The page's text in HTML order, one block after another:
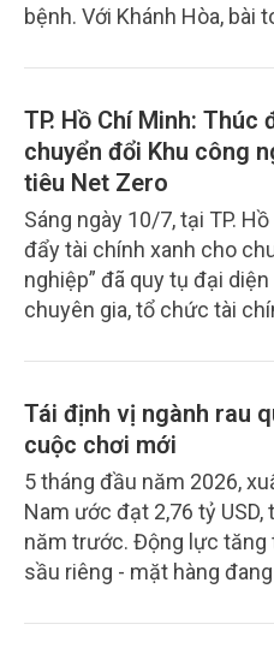
bệnh. Với Khánh Hòa, bài
hoạt động với quần thể
TP. Hồ Chí Minh:
chuyển đổi Khu công
tiêu Net Zero
Sáng ngày 10/7, tại TP.
đẩy tài chính xanh cho
nghiệp” đã quy tụ đại
chuyên gia, tổ chức tài
động nguồn lực cho quá
hệ thống Khu công nghiệp.
Tái định vị ngành rau
cuộc chơi mới
5 tháng đầu năm 2026,
Nam ước đạt 2,76 tỷ
năm trước. Động lực
sầu riêng - mặt hàng
lạc quan là không ít tín